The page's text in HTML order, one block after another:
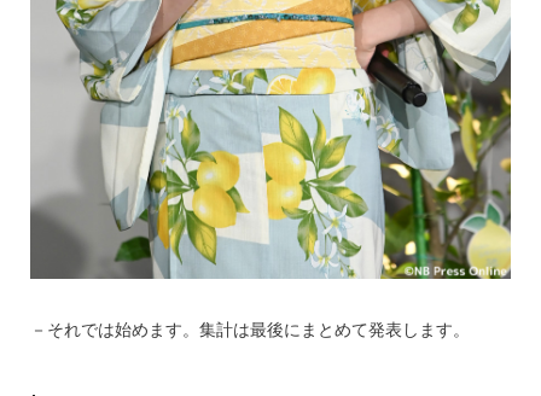
－それでは始めます。集計は最後にまとめて発表します。